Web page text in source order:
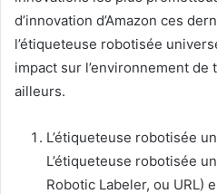
d’innovation d’Amazon ces
l’étiqueteuse robotisée
impact sur l’environnement de
ailleurs.
L’étiqueteuse robotisée
L’étiqueteuse robotisée
Robotic Labeler, ou URL)